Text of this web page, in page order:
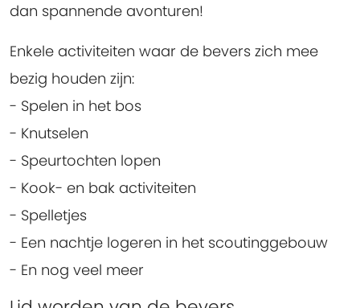
dan spannende avonturen!
Enkele activiteiten waar de bevers zich mee
bezig houden zijn:
- Spelen in het bos
- Knutselen
- Speurtochten lopen
- Kook- en bak activiteiten
- Spelletjes
- Een nachtje logeren in het scoutinggebouw
- En nog veel meer